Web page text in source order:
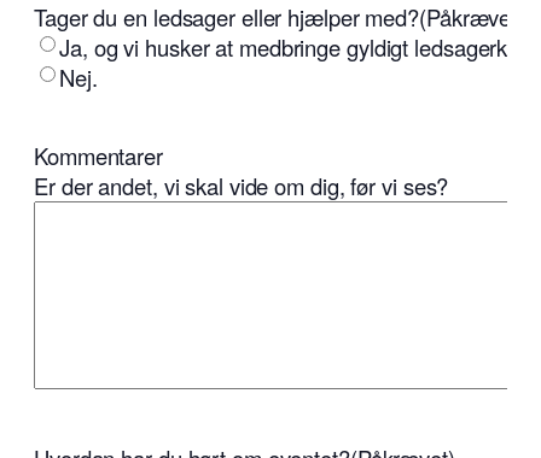
Tager du en ledsager eller hjælper med?(Påkrævet)
Ja, og vi husker at medbringe gyldigt ledsagerkort.
Nej.
Kommentarer
Er der andet, vi skal vide om dig, før vi ses?